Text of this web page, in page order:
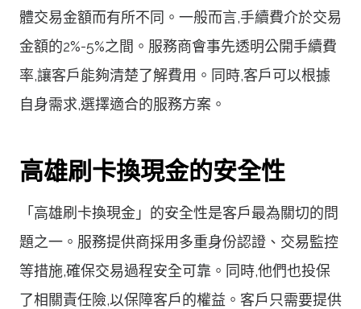
體交易金額而有所不同。一般而言,手續費介於交易
金額的2%-5%之間。服務商會事先透明公開手續費
率,讓客戶能夠清楚了解費用。同時,客戶可以根據
自身需求,選擇適合的服務方案。
高雄刷卡換現金的安全性
「高雄刷卡換現金」的安全性是客戶最為關切的問
題之一。服務提供商採用多重身份認證、交易監控
等措施,確保交易過程安全可靠。同時,他們也投保
了相關責任險,以保障客戶的權益。客戶只需要提供